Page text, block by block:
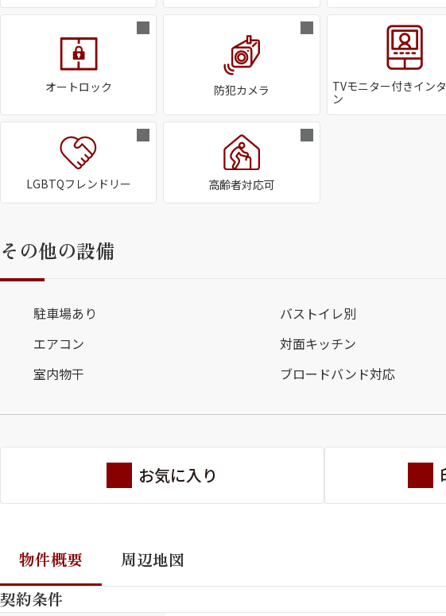
オートロック 防犯カメラ
TVモニター付きイン
ン
LGBTQフレンドリー 高齢者対応可
その他の設備
駐車場あり バストイレ別
エアコン
対面キッチン
室内物干
ブロードバンド対応
お気に入り
物件概要
周辺地図
契約条件